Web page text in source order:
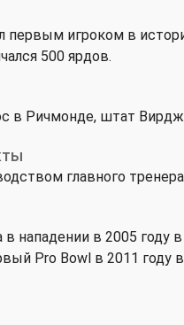
первым игроком в
500 ярдов.
в Ричмонде, штат
главного
в нападении в 2005
Pro Bowl в 2011 году